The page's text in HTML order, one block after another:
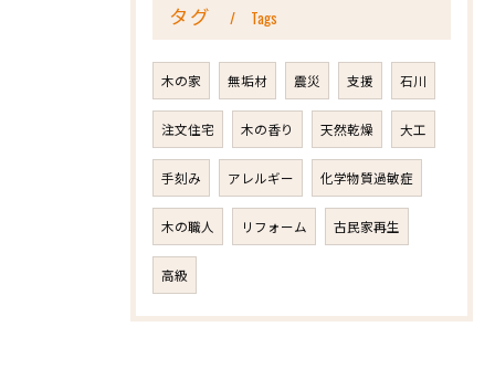
タグ Tags
木の家 無垢材 震災 支援 石川
注文住宅 木の香り 天然乾燥 大工
手刻み アレルギー 化学物質過敏症
木の職人 リフォーム 古民家再生
高級